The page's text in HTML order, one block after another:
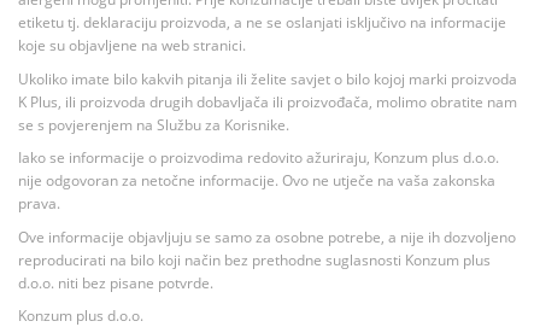
etiketu tj. deklaraciju proizvoda, a ne se oslanjati isključivo na informacije
koje su objavljene na web stranici.
Ukoliko imate bilo kakvih pitanja ili želite savjet o bilo kojoj marki proizvoda
K Plus, ili proizvoda drugih dobavljača ili proizvođača, molimo obratite nam
se s povjerenjem na Službu za Korisnike.
Iako se informacije o proizvodima redovito ažuriraju, Konzum plus d.o.o.
nije odgovoran za netočne informacije. Ovo ne utječe na vaša zakonska
prava.
Ove informacije objavljuju se samo za osobne potrebe, a nije ih dozvoljeno
reproducirati na bilo koji način bez prethodne suglasnosti Konzum plus
d.o.o. niti bez pisane potvrde.
Konzum plus d.o.o.